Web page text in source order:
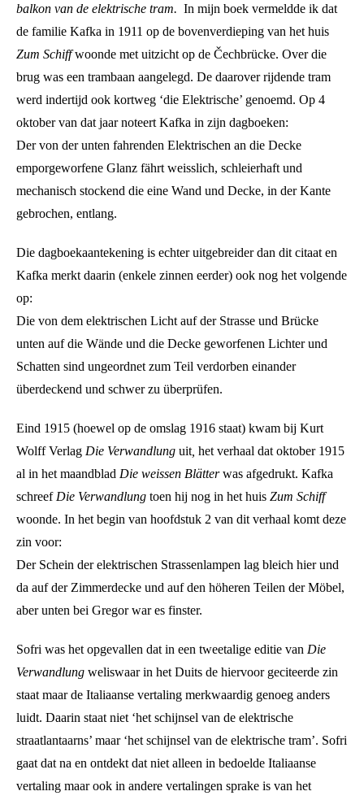
balkon van de elektrische tram. In mijn boek vermeldde ik dat
de familie Kafka in 1911 op de bovenverdieping van het huis
Zum Schiffwoonde met uitzicht op de Čechbrücke. Over die
brug was een trambaan aangelegd. De daarover rijdende tram
werd indertijd ook kortweg ‘die Elektrische’ genoemd. Op 4
oktober van dat jaar noteert Kafka in zijn dagboeken:
Der von der unten fahrenden Elektrischen an die Decke
emporgeworfene Glanz fährt weisslich, schleierhaft und
mechanisch stockend die eine Wand und Decke, in der Kante
gebrochen, entlang.
Die dagboekaantekening is echter uitgebreider dan dit citaat en
Kafka merkt daarin (enkele zinnen eerder) ook nog het volgende
op:
Die von dem elektrischen Licht auf der Strasse und Brücke
unten auf die Wände und die Decke geworfenen Lichter und
Schatten sind ungeordnet zum Teil verdorben einander
überdeckend und schwer zu überprüfen.
Eind 1915 (hoewel op de omslag 1916 staat) kwam bij Kurt
Wolff Verlag Die Verwandlung uit het verhaal dat oktober 1915
al in het maandblad Die weissen Blätterwas afgedrukt. Kafka
schreef Die Verwandlung toen hij nog in het huis Zum Schiff
woonde. In het begin van hoofdstuk 2 van dit verhaal komt deze
zin voor:
Der Schein der elektrischen Strassenlampen lag bleich hier und
da auf der Zimmerdecke und auf den höheren Teilen der Möbel,
aber unten bei Gregor war es finster.
Sofri was het opgevallen dat in een tweetalige editie van Die
Verwandlung weliswaar in het Duits de hiervoor geciteerde zin
staat maar de Italiaanse vertaling merkwaardig genoeg anders
luidt. Daarin staat niet ‘het schijnsel van de elektrische
straatlantaarns’ maar ‘het schijnsel van de elektrische tram’. Sofri
gaat dat na en ontdekt dat niet alleen in bedoelde Italiaanse
vertaling maar ook in andere vertalingen sprake is van het